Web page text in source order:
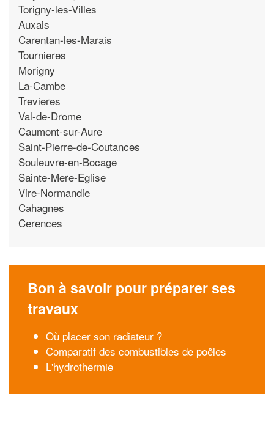
Torigny-les-Villes
Auxais
Carentan-les-Marais
Tournieres
Morigny
La-Cambe
Trevieres
Val-de-Drome
Caumont-sur-Aure
Saint-Pierre-de-Coutances
Souleuvre-en-Bocage
Sainte-Mere-Eglise
Vire-Normandie
Cahagnes
Cerences
Bon à savoir pour préparer ses
travaux
Où placer son radiateur ?
Comparatif des combustibles de poêles
L'hydrothermie